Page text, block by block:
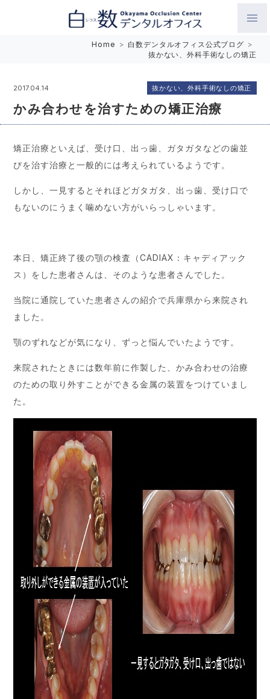
み合わせを考えたインプラントと矯正歯科
Home > 白数デンタルオフィス公式ブログ >
抜かない、外科手術なしの矯正
2017.04.14
かみ合わせを治すための矯正治療
抜かない、外科手術なしの矯正
矯正治療といえば、受け口、出っ歯、ガタガタなどの歯並
びを治す治療と一般的には考えられているようです。
しかし、一見するとそれほどガタガタ、出っ歯、受け口で
もないのにうまく噛めない方がいらっしゃいます。
本日、矯正終了後の顎の検査（CADIAX：キャディアック
ス）をした患者さんは、そのような患者さんでした。
当院に通院していた患者さんの紹介で兵庫県から来院され
ました。
顎のずれなどが気になり、ずっと悩んでいたようです。
来院されたときには数年前に作製した、かみ合わせの治療
のための取り外すことができる金属の装置をつけていまし
た。